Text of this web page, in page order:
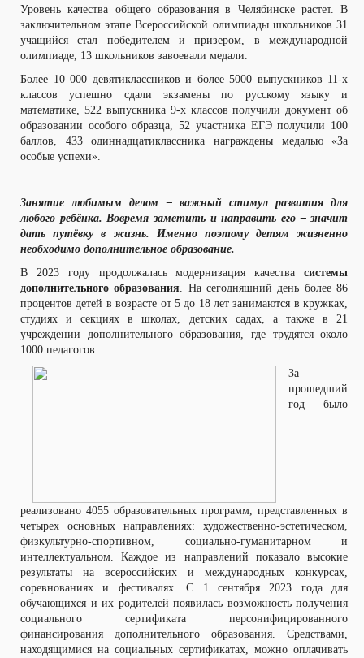
Уровень качества общего образования в Челябинске растет. В
заключительном этапе Всероссийской олимпиады школьников 31
учащийся стал победителем и призером, в международной
олимпиаде, 13 школьников завоевали медали.
Более 10 000 девятиклассников и более 5000 выпускников 11-х
классов успешно сдали экзамены по русскому языку и
математике, 522 выпускника 9-х классов получили документ об
образовании особого образца, 52 участника ЕГЭ получили 100
баллов, 433 одиннадцатиклассника награждены медалью «За
особые успехи».
Занятие любимым делом – важный стимул развития для
любого ребёнка. Вовремя заметить и направить его – значит
дать путёвку в жизнь. Именно поэтому детям жизненно
необходимо дополнительное образование.
В 2023 году продолжалась модернизация качествасистемы
дополнительного образования. На сегодняшний день более 86
процентов детей в возрасте от 5 до 18 лет занимаются в кружках,
студиях и секциях в школах, детских садах, а также в 21
учреждении дополнительного образования, где трудятся около
1000 педагогов.
За
прошедший
год было
реализовано 4055 образовательных программ, представленных в
четырех основных направлениях: художественно-эстетическом,
физкультурно-спортивном, социально-гуманитарном и
интеллектуальном. Каждое из направлений показало высокие
результаты на всероссийских и международных конкурсах,
соревнованиях и фестивалях. С 1 сентября 2023 года для
обучающихся и их родителей появилась возможность получения
социального сертификата персонифицированного
финансирования дополнительного образования. Средствами,
находящимися на социальных сертификатах, можно оплачивать